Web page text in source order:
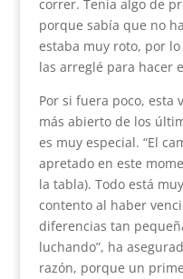
correr. Tenía algo de
porque sabía que no
estaba muy roto, por
las arreglé para hacer
Por si fuera poco, esta
más abierto de los
es muy especial. “El
apretado en este
la tabla). Todo está
contento al haber
diferencias tan
luchando”, ha
razón, porque un